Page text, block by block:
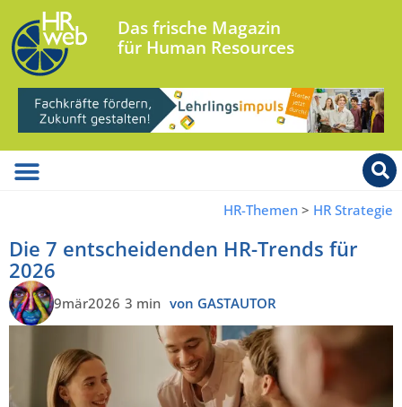
Das frische Magazin
für Human Resources
HR-Themen > HR Strategie
Die 7 entscheidenden HR-Trends für
2026
9mär2026 3 min von GASTAUTOR